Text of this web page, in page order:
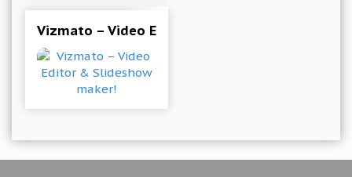
Vizmato – Video Editor & Slideshow maker!